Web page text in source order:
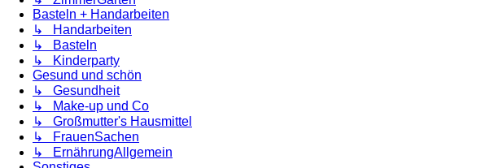
Basteln + Handarbeiten
↳ Handarbeiten
↳ Basteln
↳ Kinderparty
Gesund und schön
↳ Gesundheit
↳ Make-up und Co
↳ Großmutter's Hausmittel
↳ FrauenSachen
↳ ErnährungAllgemein